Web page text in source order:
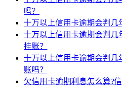
吗？
十万以上信用卡逾期会判几
十万以上信用卡逾期会判几
挂账？
十万以上信用卡逾期会判几
账吗？
欠信用卡逾期利息怎么算?